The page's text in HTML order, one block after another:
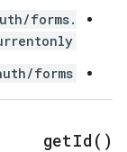
forms.
forms
getId( )